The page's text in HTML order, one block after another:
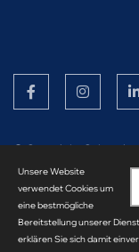
© Copyright
Impressum
Unsere Website
verwendet Cookies um
eine bestmögliche
Bereitstellung unserer
erklären Sie sich damit